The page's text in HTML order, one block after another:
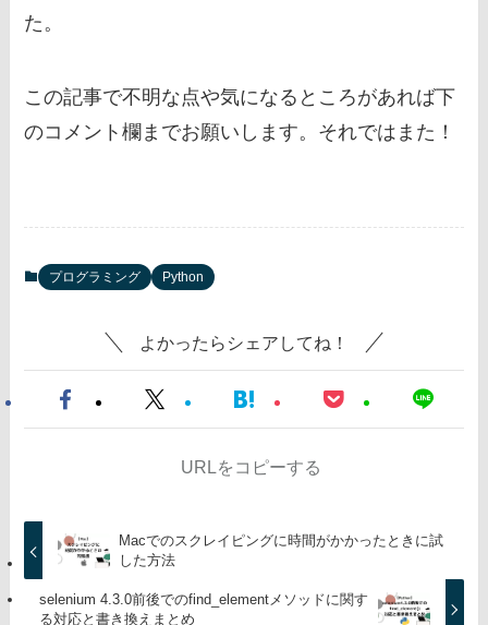
た。
この記事で不明な点や気になるところがあれば下
のコメント欄までお願いします。それではまた！
プログラミング Python
よかったらシェアしてね！
URLをコピーする
Macでのスクレイピングに時間がかかったときに試
した方法
selenium 4.3.0前後でのfind_elementメソッドに関す
る対応と書き換えまとめ